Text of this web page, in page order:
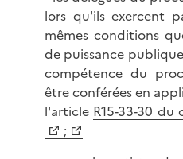
lors qu'ils exercent
mêmes conditions
de puissance
compétence du
être conférées en
l'article R15-33-30
;